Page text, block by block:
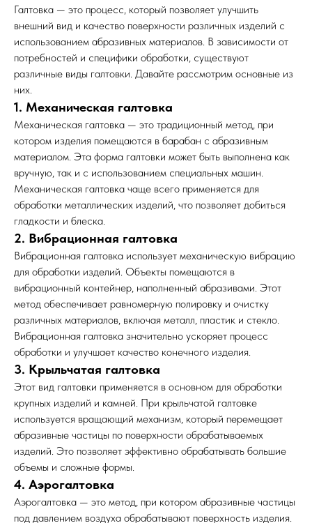
Галтовка — это процесс, который позволяет улучшить
внешний вид и качество поверхности различных изделий с
использованием абразивных материалов. В зависимости от
потребностей и специфики обработки, существуют
различные виды галтовки. Давайте рассмотрим основные из
них.
1. Механическая галтовка
Механическая галтовка — это традиционный метод, при
котором изделия помещаются в барабан с абразивным
материалом. Эта форма галтовки может быть выполнена как
вручную, так и с использованием специальных машин.
Механическая галтовка чаще всего применяется для
обработки металлических изделий, что позволяет добиться
гладкости и блеска.
2. Вибрационная галтовка
Вибрационная галтовка использует механическую вибрацию
для обработки изделий. Объекты помещаются в
вибрационный контейнер, наполненный абразивами. Этот
метод обеспечивает равномерную полировку и очистку
различных материалов, включая металл, пластик и стекло.
Вибрационная галтовка значительно ускоряет процесс
обработки и улучшает качество конечного изделия.
3. Крыльчатая галтовка
Этот вид галтовки применяется в основном для обработки
крупных изделий и камней. При крыльчатой галтовке
используется вращающий механизм, который перемещает
абразивные частицы по поверхности обрабатываемых
изделий. Это позволяет эффективно обрабатывать большие
объемы и сложные формы.
4. Аэрогалтовка
Аэрогалтовка — это метод, при котором абразивные частицы
под давлением воздуха обрабатывают поверхность изделия.